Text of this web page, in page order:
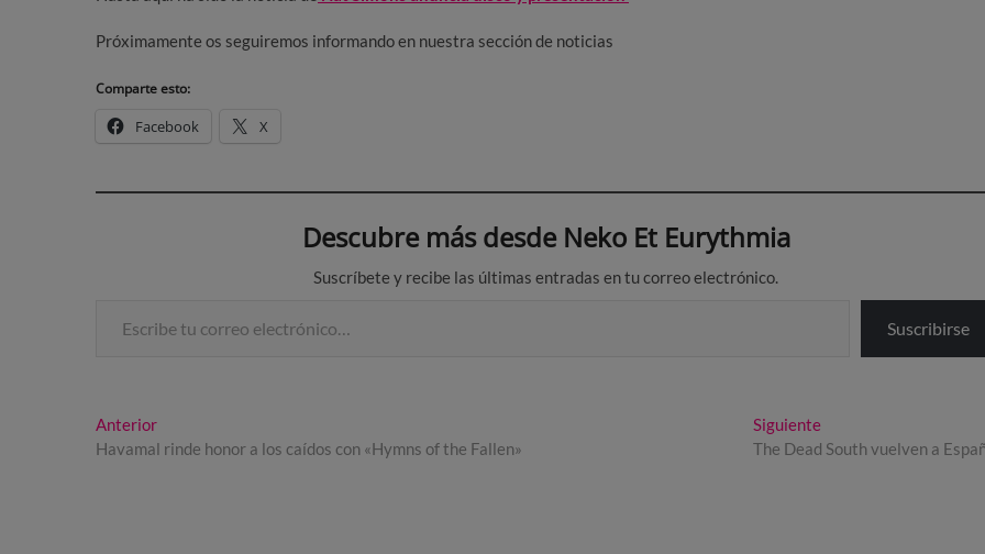
Próximamente os seguiremos informando en nuestra sección de noticias
Comparte esto:
Facebook X
Descubre más desde Neko Et Eurythmia
Suscríbete y recibe las últimas entradas en tu correo electrónico.
Suscribirse
Navegación
de
AnteriorEntrada
anterior:
Havamal rinde honor a los caídos con «Hymns of the Fallen»
SiguienteEntrada
siguiente:
The Dead South vuelven a